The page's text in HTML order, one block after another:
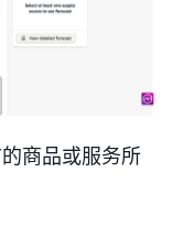
商品或服务所